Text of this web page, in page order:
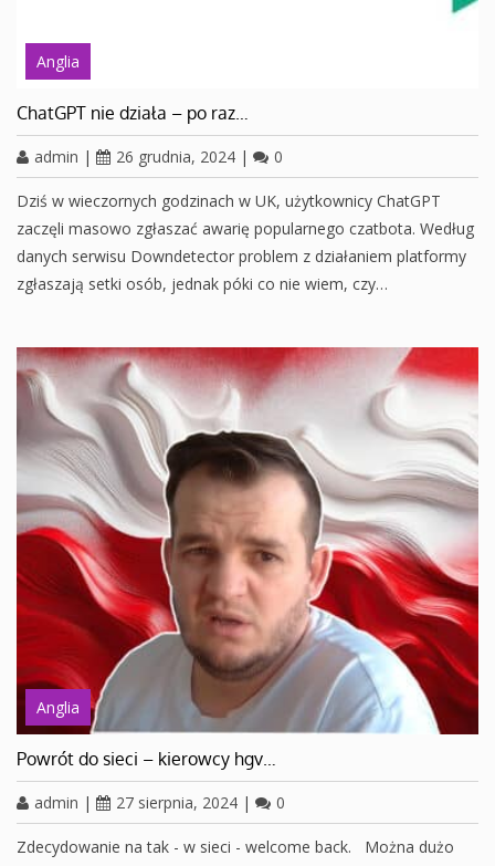
Anglia
ChatGPT nie działa – po raz…
admin | 26 grudnia, 2024 | 0
Dziś w wieczornych godzinach w UK, użytkownicy ChatGPT
zaczęli masowo zgłaszać awarię popularnego czatbota. Według
danych serwisu Downdetector problem z działaniem platformy
zgłaszają setki osób, jednak póki co nie wiem, czy…
Anglia
Powrót do sieci – kierowcy hgv…
admin | 27 sierpnia, 2024 | 0
Zdecydowanie na tak - w sieci - welcome back. Można dużo